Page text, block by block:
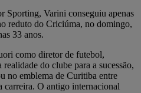
Sporting, Varini conseguiu apenas
reduto do Criciúma, no domingo,
33 anos.
como diretor de futebol,
do clube para a sucessão,
no emblema de Curitiba entre
carreira. O antigo internacional